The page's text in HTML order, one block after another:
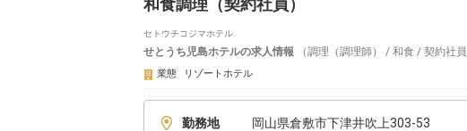
和食調理（契約社員）
セトウチコジマホテル
せとうち児島ホテルの求人情報 （調理（調理師） / 和食 / 契約社員
業態 リゾートホテル
勤務地 岡山県倉敷市下津井吹上303-53